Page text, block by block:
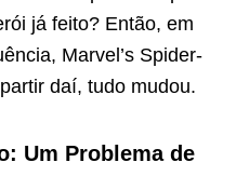
já feito? Então, em
Marvel’s Spider-
daí, tudo mudou.
Um Problema de